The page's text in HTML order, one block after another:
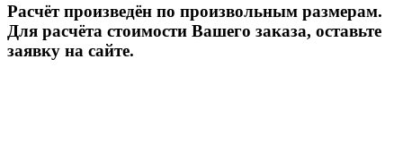
Расчёт произведён по произвольным размерам.
Для расчёта стоимости Вашего заказа, оставьте
заявку на сайте.